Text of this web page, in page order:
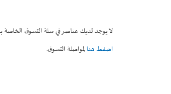
لا يوجد لديك عناصر في سلة التسوق الخاصة
اضفط هنالمواصلة التسوق.